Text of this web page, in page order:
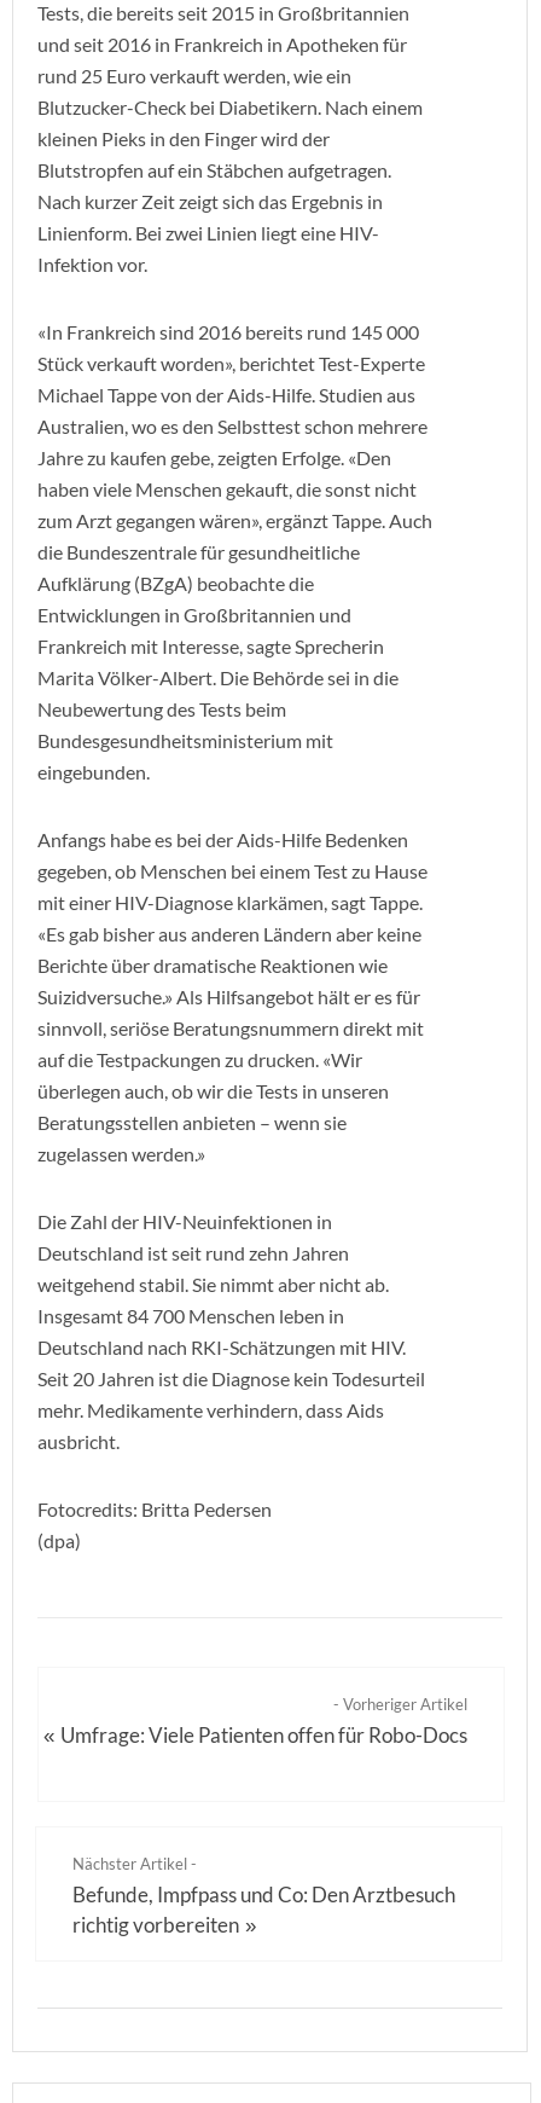
Tests, die bereits seit 2015 in Großbritannien
und seit 2016 in Frankreich in Apotheken für
rund 25 Euro verkauft werden, wie ein
Blutzucker-Check bei Diabetikern. Nach einem
kleinen Pieks in den Finger wird der
Blutstropfen auf ein Stäbchen aufgetragen.
Nach kurzer Zeit zeigt sich das Ergebnis in
Linienform. Bei zwei Linien liegt eine HIV-
Infektion vor.
«In Frankreich sind 2016 bereits rund 145 000
Stück verkauft worden», berichtet Test-Experte
Michael Tappe von der Aids-Hilfe. Studien aus
Australien, wo es den Selbsttest schon mehrere
Jahre zu kaufen gebe, zeigten Erfolge. «Den
haben viele Menschen gekauft, die sonst nicht
zum Arzt gegangen wären», ergänzt Tappe. Auch
die Bundeszentrale für gesundheitliche
Aufklärung (BZgA) beobachte die
Entwicklungen in Großbritannien und
Frankreich mit Interesse, sagte Sprecherin
Marita Völker-Albert. Die Behörde sei in die
Neubewertung des Tests beim
Bundesgesundheitsministerium mit
eingebunden.
Anfangs habe es bei der Aids-Hilfe Bedenken
gegeben, ob Menschen bei einem Test zu Hause
mit einer HIV-Diagnose klarkämen, sagt Tappe.
«Es gab bisher aus anderen Ländern aber keine
Berichte über dramatische Reaktionen wie
Suizidversuche.» Als Hilfsangebot hält er es für
sinnvoll, seriöse Beratungsnummern direkt mit
auf die Testpackungen zu drucken. «Wir
überlegen auch, ob wir die Tests in unseren
Beratungsstellen anbieten – wenn sie
zugelassen werden.»
Die Zahl der HIV-Neuinfektionen in
Deutschland ist seit rund zehn Jahren
weitgehend stabil. Sie nimmt aber nicht ab.
Insgesamt 84 700 Menschen leben in
Deutschland nach RKI-Schätzungen mit HIV.
Seit 20 Jahren ist die Diagnose kein Todesurteil
mehr. Medikamente verhindern, dass Aids
ausbricht.
Fotocredits: Britta Pedersen
(dpa)
- Vorheriger Artikel
« Umfrage: Viele Patienten offen für Robo-Docs
Nächster Artikel -
Befunde, Impfpass und Co: Den Arztbesuch
richtig vorbereiten »